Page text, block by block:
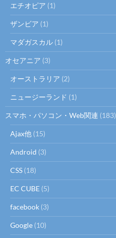
エチオピア (1)
ザンビア (1)
マダガスカル (1)
オセアニア (3)
オーストラリア (2)
ニュージーランド (1)
スマホ・パソコン・Web関連 (183)
Ajax他 (15)
Android (3)
CSS (18)
EC CUBE (5)
facebook (3)
Google (10)